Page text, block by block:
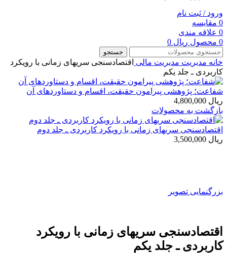
ورود / ثبت نام
0 مقایسه
0 علاقه مندی
0 محصول ریال
جستجو
خانه مديريت مدیریت مالی اقتصادسنجی سریهای زمانی با رویکرد
کاربردی ـ جلد یکم
شفاعت؛ پژوهشی پیرامون حقیقت، اقسام و دستاوردهای آن
ریال
بازگشت به محصولات
اقتصادسنجی سریهای زمانی با رویکرد کاربردی ـ جلد دوم
ریال
بزرگنمایی تصویر
اقتصادسنجی سریهای زمانی با رویکرد
کاربردی ـ جلد یکم